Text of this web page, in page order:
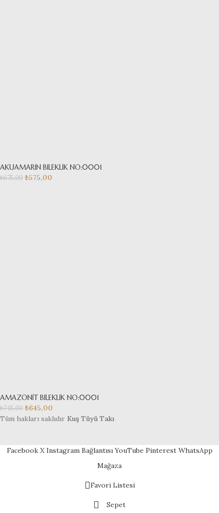
AKUAMARİN BİLEKLİK NO:0001
₺675,00 ₺575,00
AMAZONİT BİLEKLİK NO:0001
₺745,00 ₺645,00
Tüm hakları saklıdır Kuş Tüyü Takı
Facebook X Instagram Bağlantısı YouTube Pinterest WhatsApp
Mağaza
Favori Listesi
Sepet